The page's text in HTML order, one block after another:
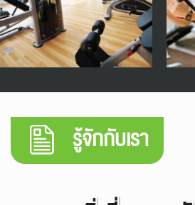
รู้จักกับเรา